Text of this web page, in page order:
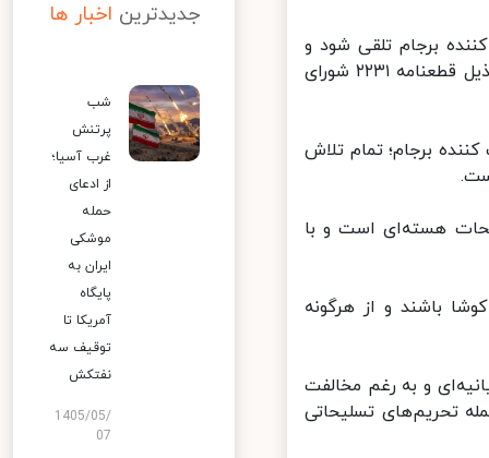
برجام تلقی شود و
قادر به فعال کردن سازوکار بازگرداندن تحریم‌های سازمان ملل [علیه ایران] ذیل قطعنامه ۲۲۳۱ شورای
برجام؛ تمام تلاش
هسته‌ای است و با
باشند و از هرگونه
و به رغم مخالفت
تحریم‌های تسلیحاتی
جدیدترین اخبار ها
شب
پرتنش
غرب آسیا؛
از ادعای
حمله
موشکی
ایران به
پایگاه
آمریکا تا
توقیف سه
نفتکش
1405/05/
07